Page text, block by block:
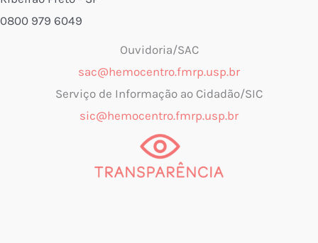
0800 979 6049
Ouvidoria/SAC
sac@hemocentro.fmrp.usp.br
Serviço de Informação ao Cidadão/SIC
sic@hemocentro.fmrp.usp.br